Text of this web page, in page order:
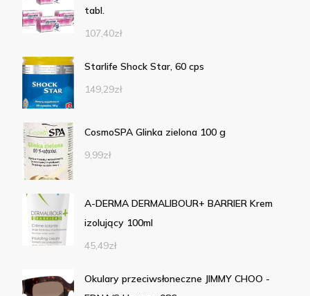
tabl.
107,40zł
Starlife Shock Star, 60 cps
149,29zł
CosmoSPA Glinka zielona 100 g
9,99zł
A-DERMA DERMALIBOUR+ BARRIER Krem
izolujący 100ml
45,49zł
Okulary przeciwsłoneczne JIMMY CHOO -